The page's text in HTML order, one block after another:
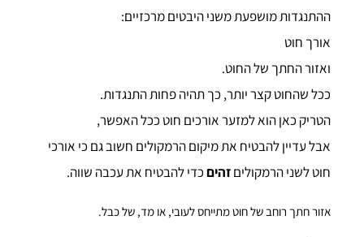
ההתנגדות מושפעת משני היבטים מרכזיים:
אורך חוט
ואזור החתך של החוט.
ככל שהחוט קצר יותר, כך תהיה פחות התנגדות.
הטריק כאן הוא למזער אורכים חוט ככל האפשר,
אבל עדיין להבטיח את מיקום הרמקולים חשוב גם כי אורכי
חוט לשני הרמקוליםזהיםכדי להבטיח את עכבה שווה.
אזור חתך רוחב של חוט מתייחס לעובי, או מד, של כבל.